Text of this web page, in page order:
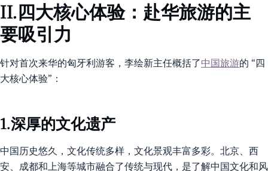
II.四大核心体验：赴华旅游的主
要吸引力
针对首次来华的匈牙利游客，李绘新主任概括了中国旅游的 “四
大核心体验”：
1.深厚的文化遗产
中国历史悠久，文化传统多样，文化景观丰富多彩。北京、西
安、成都和上海等城市融合了传统与现代，是了解中国文化和风